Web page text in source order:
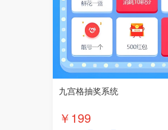
九宫格抽奖系统
￥199